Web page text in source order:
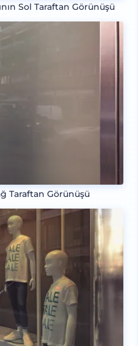
Sol Taraftan Görünüşü
Taraftan Görünüşü